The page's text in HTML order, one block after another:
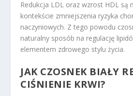
Redukcja LDL oraz wzrost HDL są
kontekście zmniejszenia ryzyka
naczyniowych. Z tego powodu
naturalny sposób na regulację
elementem zdrowego stylu życia.
JAK CZOSNEK BIAŁY
CIŚNIENIE KRWI?